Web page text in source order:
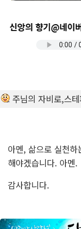
앙의 향기@네이버
주님의 자비로,스
아멘, 삶으로 실천
해야겠습니다. 아멘.
감사합니다.